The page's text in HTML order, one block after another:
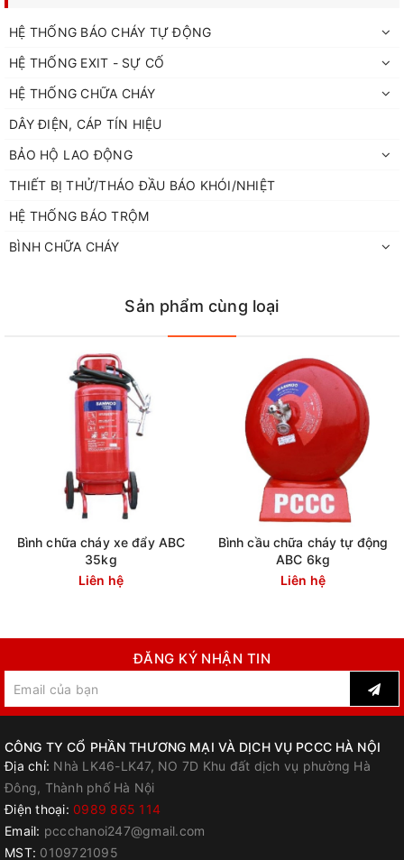
HỆ THỐNG BÁO CHÁY TỰ ĐỘNG
HỆ THỐNG EXIT - SỰ CỐ
HỆ THỐNG CHỮA CHÁY
DÂY ĐIỆN, CÁP TÍN HIỆU
BẢO HỘ LAO ĐỘNG
THIẾT BỊ THỬ/THÁO ĐẦU BÁO KHÓI/NHIỆT
HỆ THỐNG BÁO TRỘM
BÌNH CHỮA CHÁY
Sản phẩm cùng loại
Bình chữa cháy xe đẩy ABC
35kg
Liên hệ
Bình cầu chữa cháy tự động
ABC 6kg
Liên hệ
ĐĂNG KÝ NHẬN TIN
CÔNG TY CỔ PHẦN THƯƠNG MẠI VÀ DỊCH VỤ PCCC HÀ NỘI
Địa chỉ: Nhà LK46-LK47, NO 7D Khu đất dịch vụ phường Hà
Đông, Thành phố Hà Nội
Điện thoại: 0989 865 114
Email: pccchanoi247@gmail.com
MST: 0109721095